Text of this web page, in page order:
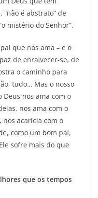
é abstrato” de
mistério do Senhor”.
que nos ama – e o
de enraivecer-se, de
o caminho para
tudo… Mas o nosso
Deus nos ama com o
nos ama com o
nos acaricia com o
como um bom pai,
sofre mais do que
que os tempos